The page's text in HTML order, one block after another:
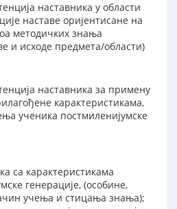
наставника у области
наставе оријентисане на
методичких знања
и исходе предмета/области)
наставника за примену
карактеристикама,
ученика постмиленијумске
са карактеристикама
генерације, (особине,
учења и стицања знања);